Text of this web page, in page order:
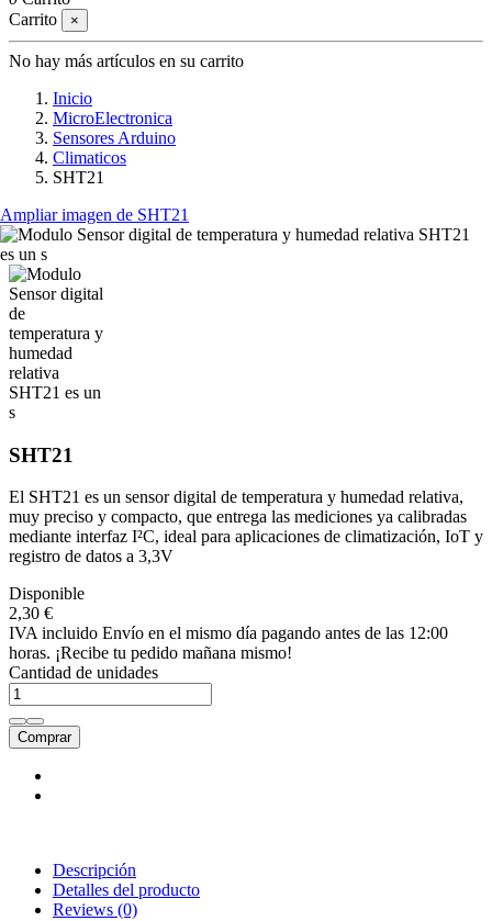
Carrito
×
No hay más artículos en su carrito
Inicio
MicroElectronica
Sensores Arduino
Climaticos
SHT21
Ampliar imagen de SHT21
SHT21
El SHT21 es un sensor digital de temperatura y humedad relativa,
muy preciso y compacto, que entrega las mediciones ya calibradas
mediante interfaz I²C, ideal para aplicaciones de climatización, IoT y
registro de datos a 3,3V
Disponible
2,30 €
IVA incluido Envío en el mismo día pagando antes de las 12:00
horas. ¡Recibe tu pedido mañana mismo!
Cantidad de unidades
Comprar
Descripción
Detalles del producto
Reviews (0)